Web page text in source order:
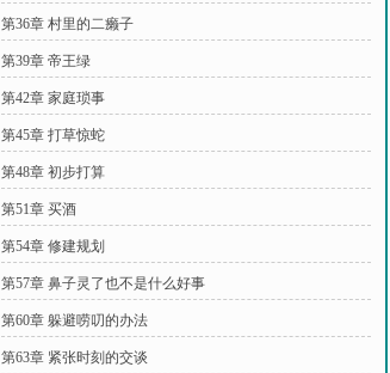
第36章 村里的二癞子
第39章 帝王绿
第42章 家庭琐事
第45章 打草惊蛇
第48章 初步打算
第51章 买酒
第54章 修建规划
第57章 鼻子灵了也不是什么好事
第60章 躲避唠叨的办法
第63章 紧张时刻的交谈